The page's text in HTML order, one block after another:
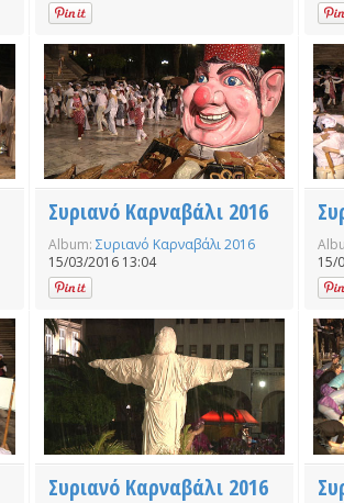
Συριανό Καρναβάλι 2016
Album: Συριανό Καρναβάλι 2016
15/03/2016 13:04
15/
Συριανό Καρναβάλι 2016